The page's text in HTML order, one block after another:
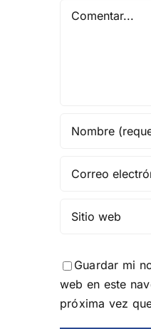
Comentar
Guardar mi
web en este
próxima vez